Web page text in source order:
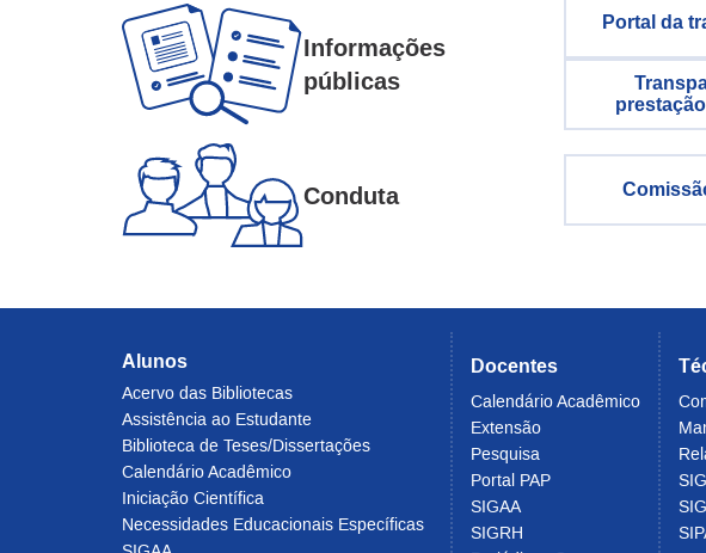
Informações
públicas
Portal da
Conduta
Alunos
Acervo das Bibliotecas
Assistência ao Estudante
Biblioteca de Teses/Dissertações
Calendário Acadêmico
Iniciação Científica
Necessidades Educacionais Específicas
Docentes
Calendário Acadêmico
Extensão
Pesquisa
Portal PAP
SIGAA
SIGRH